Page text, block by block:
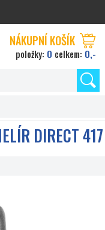
DIRECT 417
NÁKUPNÍ KOŠÍK
položky: 0 celkem: 0,-